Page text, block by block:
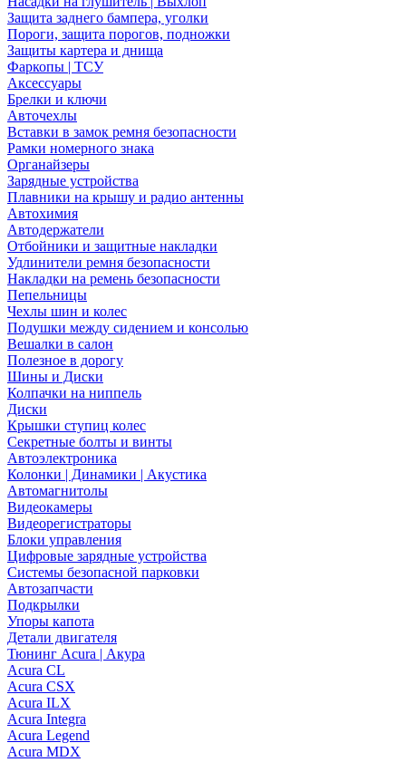
Защита заднего бампера, уголки
Пороги, защита порогов, подножки
Защиты картера и днища
Фаркопы | ТСУ
Аксессуары
Брелки и ключи
Авточехлы
Вставки в замок ремня безопасности
Рамки номерного знака
Органайзеры
Зарядные устройства
Плавники на крышу и радио антенны
Автохимия
Автодержатели
Отбойники и защитные накладки
Удлинители ремня безопасности
Накладки на ремень безопасности
Пепельницы
Чехлы шин и колес
Подушки между сидением и консолью
Вешалки в салон
Полезное в дорогу
Шины и Диски
Колпачки на ниппель
Диски
Крышки ступиц колес
Секретные болты и винты
Автоэлектроника
Колонки | Динамики | Акустика
Автомагнитолы
Видеокамеры
Видеорегистраторы
Блоки управления
Цифровые зарядные устройства
Системы безопасной парковки
Автозапчасти
Подкрылки
Упоры капота
Детали двигателя
Тюнинг Acura | Акура
Acura CL
Acura CSX
Acura ILX
Acura Integra
Acura Legend
Acura MDX